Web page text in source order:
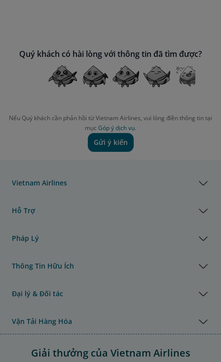
Quý khách có hài lòng với thông tin đã tìm được?
Nếu Quý khách cần phản hồi từ Vietnam Airlines, vui lòng điền thông tin tại
mục Góp ý dịch vụ.
Gửi ý kiến
Vietnam Airlines
Hỗ Trợ
Pháp Lý
Thông Tin Hữu Ích
Đại lý & Đối tác
Vận Tải Hàng Hóa
Giải thưởng của Vietnam Airlines